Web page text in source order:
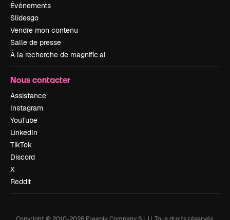
Événements
Slidesgo
Vendre mon contenu
Salle de presse
À la recherche de magnific.ai
Nous contacter
Assistance
Instagram
YouTube
LinkedIn
TikTok
Discord
X
Reddit